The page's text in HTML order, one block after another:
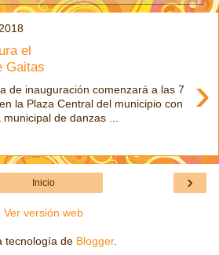
el
Gaitas
›
de inauguración comenzará a las 7
la Plaza Central del municipio con
de danzas ...
›
Inicio
Ver versión web
tecnología de Blogger.